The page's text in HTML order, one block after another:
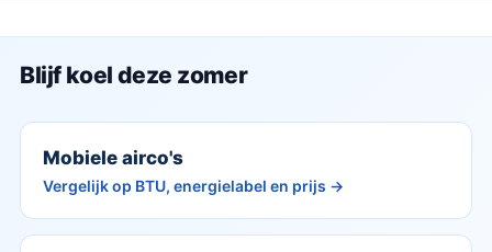
Blijf koel deze zomer
Mobiele airco's
Vergelijk op BTU, energielabel en prijs →